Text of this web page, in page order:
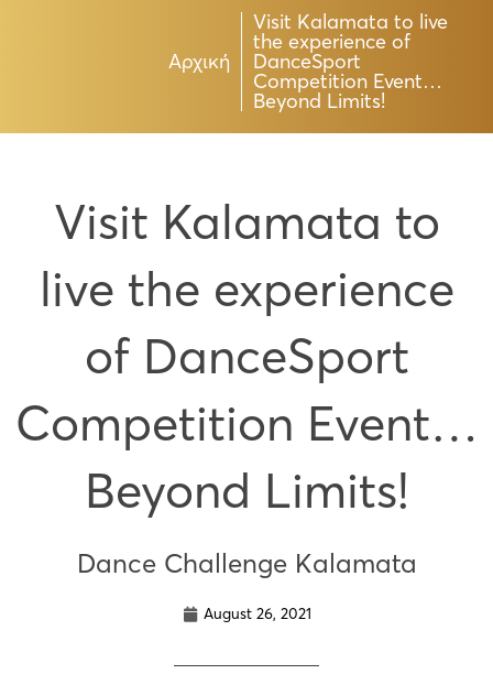
Αρχική
Visit Kalamata to live
the experience of
DanceSport
Competition Event…
Beyond Limits!
Visit Kalamata to
live the experience
of DanceSport
Competition Event…
Beyond Limits!
Dance Challenge Kalamata
August 26, 2021